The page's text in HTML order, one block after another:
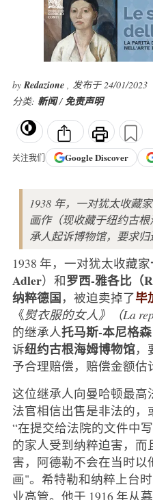
byRedazione , 发布于 24/01/2023
分类: 新闻/免责声明
关注我们 GoogleDiscover
1938 年，一对犹太收藏
画作（现收藏于纽约古
承人起诉博物馆，要求
1938 年，一对犹太收藏家
Adler）和罗西-雅各比（
纳粹德国，被迫卖掉了毕
《熨衣服的女人》（La
的继承人托马斯-本尼格
诉纽约古根海姆博物馆，
予合理赔偿，赔偿金额估
这位继承人向曼哈顿最高
法官相信出售是非法的，
“在提交给法院的文件中
的家人受到纳粹迫害，而
害，阿德勒不会在当时
画"。希特勒和纳粹上台
业高管。他于 1916 年从